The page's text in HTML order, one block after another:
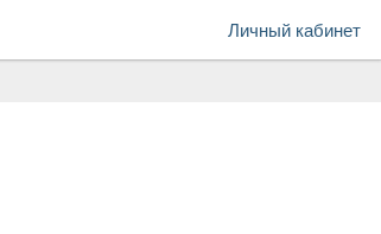
Личный кабинет